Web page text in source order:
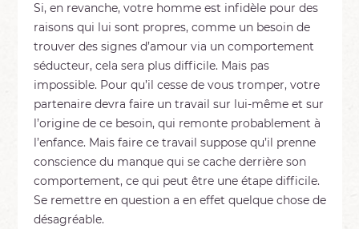
Si, en revanche, votre homme est infidèle pour des
raisons qui lui sont propres, comme un besoin de
trouver des signes d’amour via un comportement
séducteur, cela sera plus difficile. Mais pas
impossible. Pour qu’il cesse de vous tromper, votre
partenaire devra faire un travail sur lui-même et sur
l’origine de ce besoin, qui remonte probablement à
l’enfance. Mais faire ce travail suppose qu’il prenne
conscience du manque qui se cache derrière son
comportement, ce qui peut être une étape difficile.
Se remettre en question a en effet quelque chose de
désagréable.